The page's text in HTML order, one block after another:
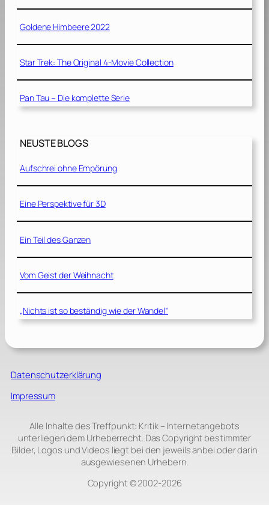
Goldene Himbeere 2022
Star Trek: The Original 4-Movie Collection
Pan Tau – Die komplette Serie
NEUSTE BLOGS
Aufschrei ohne Empörung
Eine Perspektive für 3D
Ein Teil des Ganzen
Vom Geist der Weihnacht
„Nichts ist so beständig wie der Wandel“
Datenschutzerklärung
Impressum
Alle Inhalte des Treffpunkt: Kritik – Internetangebots
unterliegen dem Urheberrecht. Das Copyright bestimmter
Bilder, Logos und Videos liegt bei den jeweils anbei oder darin
ausgewiesenen Urhebern.
Copyright © 2002‑2026